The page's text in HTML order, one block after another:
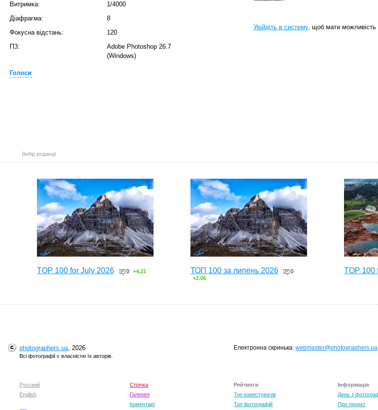
Витримка:
1/4000
Діафрагма:
8
Фокусна відстань:
120
ПЗ:
Adobe Photoshop 26.7
(Windows)
Голоси
Увійдіть в систему, щоб мати можливість
Вибір редакції
TOP 100 for July 2026 0 +4.21 ТОП 100 за липень 2026
0
+2.06
TOP 100
+6.59 ТОП 100 за травень 2026
photographers.ua, 2026
Всі фотографії є власністю їх авторів.
Електронна скринька: webmaster@photographers.ua
Русский
English
Стрічка
Галерея
Коментарі
Рейтинги
Топ користувачів
Топ фотографій
Інформація
День з
Про проект